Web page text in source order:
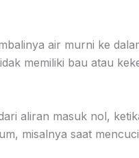
air murni ke
memiliki bau atau
aliran masuk nol,
misalnya saat